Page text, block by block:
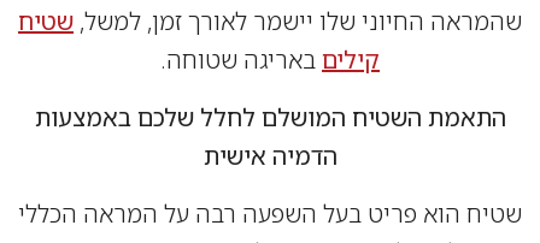
החיוני שלו יישמר לאורך זמן, למשל,שטיח
קיליםבאריגה שטוחה.
השטיח המושלם לחלל שלכם באמצעות
הדמיה אישית
הוא פריט בעל השפעה רבה על המראה הכללי